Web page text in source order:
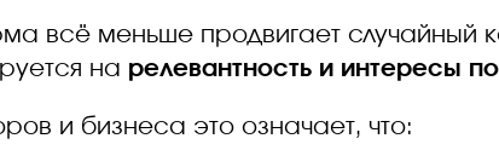
всё меньше продвигает случайный
на релевантность и интересы
и бизнеса это означает, что: